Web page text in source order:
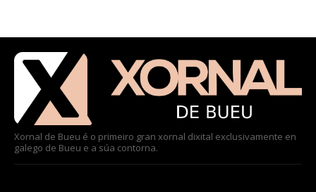
Xornal de Bueu é o primeiro gran xornal dixital exclusivamente en
galego de Bueu e a súa contorna.